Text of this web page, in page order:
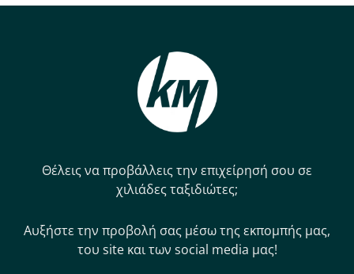
Θέλεις να προβάλλεις την επιχείρησή σου σε
χιλιάδες ταξιδιώτες;
Αυξήστε την προβολή σας μέσω της εκπομπής μας,
του site και των social media μας!